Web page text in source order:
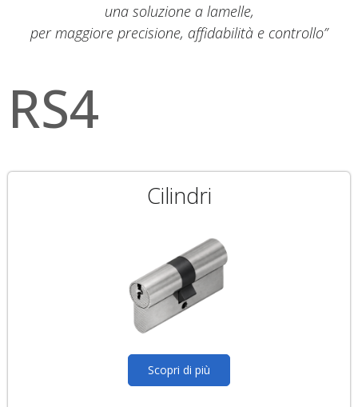
una soluzione a lamelle,
per maggiore precisione, affidabilità e controllo”
RS4
Cilindri
Scopri di più